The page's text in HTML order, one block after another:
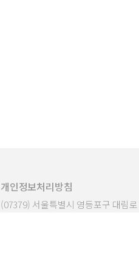
개인정보처리방침
(07379) 서울특별시 영등포구 대림